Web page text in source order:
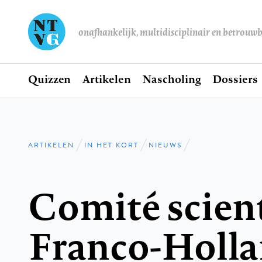
onafhankelijk, multidisciplinair en
Hoofdnavigatie
Home
Quizzen Artikelen Nascholing Dossiers
Kruimelpad
ARTIKELEN IN HET KORT NIEUWS
Comité
Franco-